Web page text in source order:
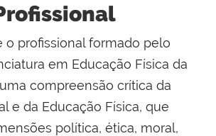
o profissional formado pelo
em Educação Física da
compreensão crítica da
e da Educação Física, que
política, ética, moral,